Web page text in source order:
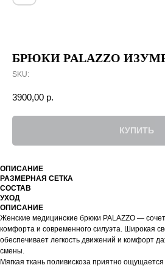
БРЮКИ PALAZZO
SKU:
3900,00 р.
КУПИТЬ
ОПИСАНИЕ
РАЗМЕРНАЯ СЕТКА
СОСТАВ
УХОД
ОПИСАНИЕ
Женские медицинские брюки PALAZZO —
комфорта и современного силуэта. Широкая
обеспечивает легкость движений и комфорт
смены.
Мягкая ткань поливискоза приятно